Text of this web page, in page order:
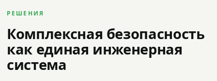
РЕШЕНИЯ
Комплексная безопасность
как единая инженерная
система